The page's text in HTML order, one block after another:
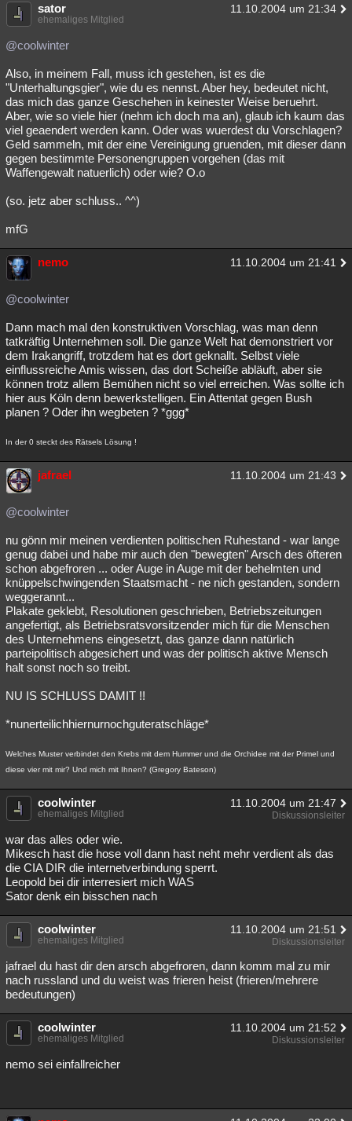
sator 11.10.2004 um 21:34
ehemaliges Mitglied
@coolwinter
Also, in meinem Fall, muss ich gestehen, ist es die
"Unterhaltungsgier", wie du es nennst. Aber hey, bedeutet nicht,
das mich das ganze Geschehen in keinester Weise beruehrt.
Aber, wie so viele hier (nehm ich doch ma an), glaub ich kaum das
viel geaendert werden kann. Oder was wuerdest du Vorschlagen?
Geld sammeln, mit der eine Vereinigung gruenden, mit dieser dann
gegen bestimmte Personengruppen vorgehen (das mit
Waffengewalt natuerlich) oder wie? O.o
(so. jetz aber schluss.. ^^)
mfG
nemo 11.10.2004 um 21:41
@coolwinter
Dann mach mal den konstruktiven Vorschlag, was man denn
tatkräftig Unternehmen soll. Die ganze Welt hat demonstriert vor
dem Irakangriff, trotzdem hat es dort geknallt. Selbst viele
einflussreiche Amis wissen, das dort Scheiße abläuft, aber sie
können trotz allem Bemühen nicht so viel erreichen. Was sollte ich
hier aus Köln denn bewerkstelligen. Ein Attentat gegen Bush
planen ? Oder ihn wegbeten ? *ggg*
In der 0 steckt des Rätsels Lösung !
jafrael 11.10.2004 um 21:43
@coolwinter
nu gönn mir meinen verdienten politischen Ruhestand - war lange
genug dabei und habe mir auch den "bewegten" Arsch des öfteren
schon abgefroren ... oder Auge in Auge mit der behelmten und
knüppelschwingenden Staatsmacht - ne nich gestanden, sondern
weggerannt...
Plakate geklebt, Resolutionen geschrieben, Betriebszeitungen
angefertigt, als Betriebsratsvorsitzender mich für die Menschen
des Unternehmens eingesetzt, das ganze dann natürlich
parteipolitisch abgesichert und was der politisch aktive Mensch
halt sonst noch so treibt.
NU IS SCHLUSS DAMIT !!
*nunerteilichhiernurnochguteratschläge*
Welches Muster verbindet den Krebs mit dem Hummer und die Orchidee mit der Primel und
diese vier mit mir? Und mich mit Ihnen? (Gregory Bateson)
coolwinter 11.10.2004 um 21:47
ehemaliges Mitglied Diskussionsleiter
war das alles oder wie.
Mikesch hast die hose voll dann hast neht mehr verdient als das
die CIA DIR die internetverbindung sperrt.
Leopold bei dir interresiert mich WAS
Sator denk ein bisschen nach
coolwinter 11.10.2004 um 21:51
ehemaliges Mitglied Diskussionsleiter
jafrael du hast dir den arsch abgefroren, dann komm mal zu mir
nach russland und du weist was frieren heist (frieren/mehrere
bedeutungen)
coolwinter 11.10.2004 um 21:52
ehemaliges Mitglied Diskussionsleiter
nemo sei einfallreicher